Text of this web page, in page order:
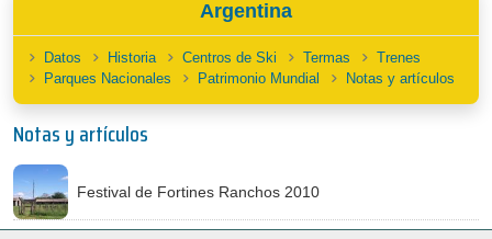
Argentina
Datos Historia Centros de Ski Termas
Trenes
Parques Nacionales
Patrimonio Mundial Notas y artículos
Notas y artículos
Festival de Fortines Ranchos 2010